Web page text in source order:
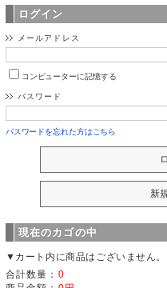
ログイン
メールアドレス
コンピューターに記憶する
パスワード
パスワードを忘れた方はこちら
現在のカゴの中
▼カート内に商品はございません。
合計数量： 0